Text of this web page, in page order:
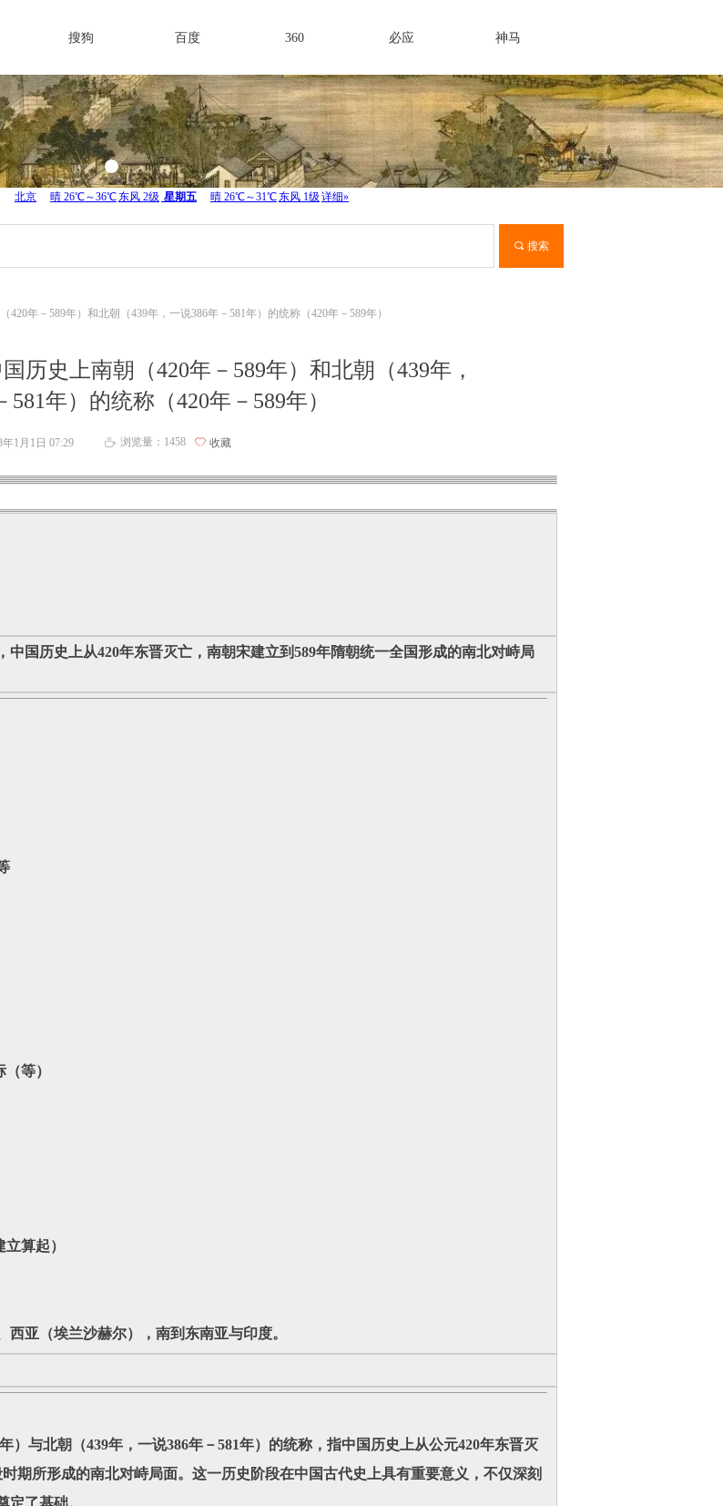
搜狗 百度 360 必应 神马
끠 搜索
中国历史上从420年东晋灭亡，南朝宋建立到589年隋朝统一全国形成的南北对峙局
等）
算起）
亚（埃兰沙赫尔），南到东南亚与印度。
与北朝（439年，一说386年－581年）的统称，指中国历史上从公元420年东晋灭
期所形成的南北对峙局面。这一历史阶段在中国古代史上具有重要意义，不仅深刻
了基础。
历史上南朝（420年－589年）和北朝（439年，
581年）的统称（420年－589年）
年1月1日 07:29 ꄘ 浏览量： 1458 ꄀ 收藏
420年－589年）和北朝（439年，一说386年－581年）的统称（420年－589年）